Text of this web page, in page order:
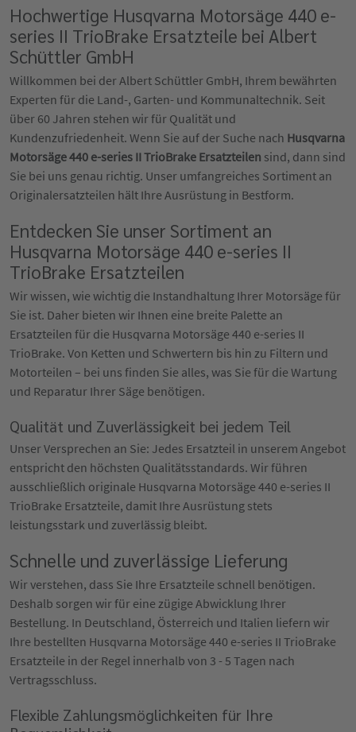
Hochwertige Husqvarna Motorsäge 440 e-
series II TrioBrake Ersatzteile bei Albert
Schüttler GmbH
Willkommen bei der Albert Schüttler GmbH, Ihrem bewährten
Experten für die Land-, Garten- und Kommunaltechnik. Seit
über 60 Jahren stehen wir für Qualität und
Kundenzufriedenheit. Wenn Sie auf der Suche nach Husqvarna
Motorsäge 440 e-series II TrioBrake Ersatzteilen sind, dann sind
Sie bei uns genau richtig. Unser umfangreiches Sortiment an
Originalersatzteilen hält Ihre Ausrüstung in Bestform.
Entdecken Sie unser Sortiment an
Husqvarna Motorsäge 440 e-series II
TrioBrake Ersatzteilen
Wir wissen, wie wichtig die Instandhaltung Ihrer Motorsäge für
Sie ist. Daher bieten wir Ihnen eine breite Palette an
Ersatzteilen für die Husqvarna Motorsäge 440 e-series II
TrioBrake. Von Ketten und Schwertern bis hin zu Filtern und
Motorteilen – bei uns finden Sie alles, was Sie für die Wartung
und Reparatur Ihrer Säge benötigen.
Qualität und Zuverlässigkeit bei jedem Teil
Unser Versprechen an Sie: Jedes Ersatzteil in unserem Angebot
entspricht den höchsten Qualitätsstandards. Wir führen
ausschließlich originale Husqvarna Motorsäge 440 e-series II
TrioBrake Ersatzteile, damit Ihre Ausrüstung stets
leistungsstark und zuverlässig bleibt.
Schnelle und zuverlässige Lieferung
Wir verstehen, dass Sie Ihre Ersatzteile schnell benötigen.
Deshalb sorgen wir für eine zügige Abwicklung Ihrer
Bestellung. In Deutschland, Österreich und Italien liefern wir
Ihre bestellten Husqvarna Motorsäge 440 e-series II TrioBrake
Ersatzteile in der Regel innerhalb von 3 - 5 Tagen nach
Vertragsschluss.
Flexible Zahlungsmöglichkeiten für Ihre